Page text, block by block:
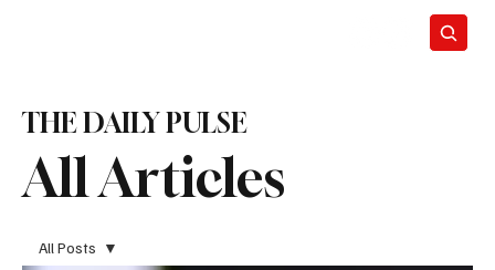
All Articles
THE DAILY PULSE
All Posts